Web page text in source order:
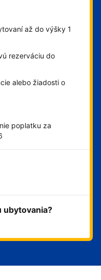
až do výšky 1
rezerváciu do
alebo žiadosti o
poplatku za
ubytovania?